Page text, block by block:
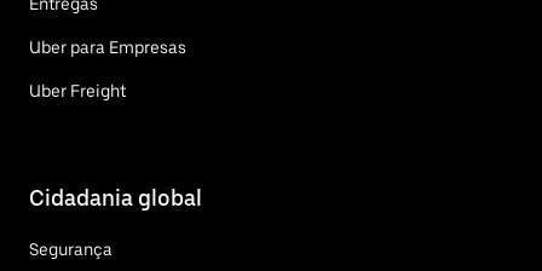
Uber para Empresas
Uber Freight
Cidadania global
Segurança